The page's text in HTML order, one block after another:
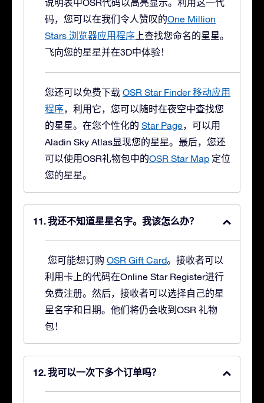
说明表中OSR代码以高亮显示。利用这一代
码，您可以在我们令人赞叹的One Million
Stars 浏览器应用程序 上查找您命名的星星。
飞向您的星星并在3D中体验！
您还可以免费下载 OSR Star Finder 移动应用
程序，利用它，您可以随时在夜空中查找您
的星星。在您个性化的 Star Page，可以用
Aladin Sky Atlas显现您的星星。最后，您还
可以使用OSR礼物包中的OSR Star Map 定位
您的星星。
我还不知道星星名字。我该怎么办？
您可能想订购 OSR Gift Card。接收者可以
利用卡上的代码在Online Star Register进行
免费注册。然后，接收者可以选择自己的星
星名字和日期。他们将仍会收到OSR 礼物
包！
我可以一次下多个订单吗？